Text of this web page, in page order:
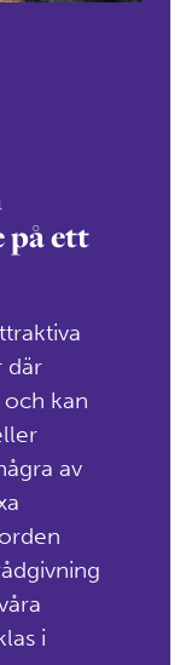
på ett
där
kan
av
i